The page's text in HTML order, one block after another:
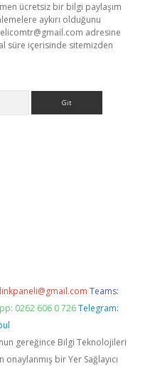
ücretsiz bir bilgi paylaşım
aykırı olduğunu
adresine
süre içerisinde sitemizden
Teams:
0262 606 0 726 Telegram:
gereğince Bilgi Teknolojileri
bir Yer Sağlayıcı